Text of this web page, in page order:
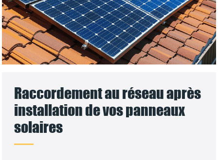
Raccordement au réseau après
installation de vos panneaux
solaires